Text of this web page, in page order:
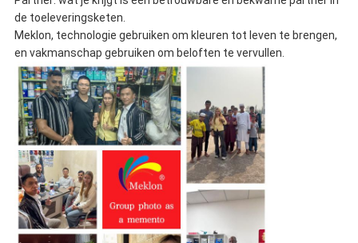
de toeleveringsketen.
Meklon, technologie gebruiken om kleuren tot leven te brengen,
en vakmanschap gebruiken om beloften te vervullen.